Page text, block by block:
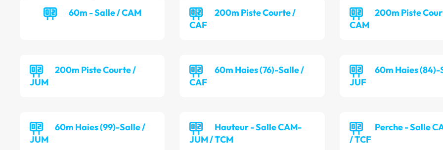
60m - Salle / CAM
200m Piste Courte /
CAF
200m Piste
CAM
200m Piste Courte /
JUM
60m Haies (76)-Salle /
CAF
60m Haies (84)-
JUF
60m Haies (99)-Salle /
JUM
Hauteur - Salle CAM-
JUM / TCM
Perche - Salle
/ TCF